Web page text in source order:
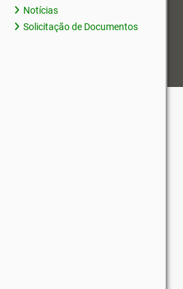
Notícias
Solicitação de Documentos